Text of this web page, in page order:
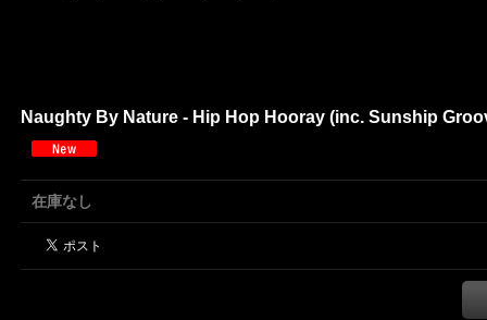
Naughty By Nature - Hip Hop Hooray (inc. Sunship
在庫なし